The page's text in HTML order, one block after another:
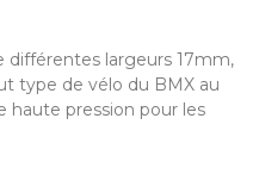
différentes largeurs 17mm,
type de vélo du BMX au
haute pression pour les